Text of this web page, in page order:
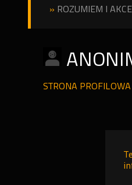
» ROZUMIEM I
STRONA PROFILOWA